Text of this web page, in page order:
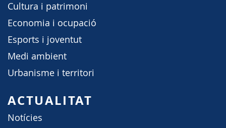
Cultura i patrimoni
Economia i ocupació
Esports i joventut
Medi ambient
Urbanisme i territori
ACTUALITAT
Notícies